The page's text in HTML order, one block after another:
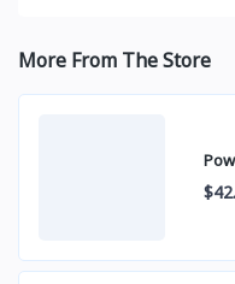
More From The Store